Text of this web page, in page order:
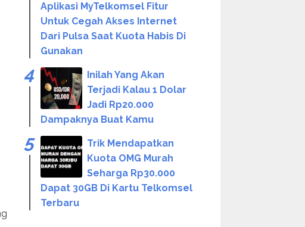
Aplikasi MyTelkomsel Fitur
Untuk Cegah Akses Internet
Dari Pulsa Saat Kuota Habis Di
Gunakan
Inilah Yang Akan
Terjadi Kalau 1 Dolar
Jadi Rp20.000
Dampaknya Buat Kamu
Trik Mendapatkan
Kuota OMG Murah
Seharga Rp30.000
Dapat 30GB Di Kartu Telkomsel
Terbaru